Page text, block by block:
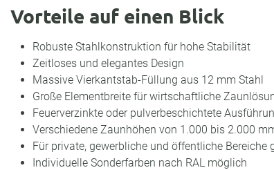
Vorteile auf einen Blick
Robuste Stahlkonstruktion für hohe Stabilität
Zeitloses und elegantes Design
Massive Vierkantstab-Füllung aus 12 mm Stahl
Große Elementbreite für wirtschaftliche
Feuerverzinkte oder pulverbeschichtete
Verschiedene Zaunhöhen von 1.000 bis 2.000
Für private, gewerbliche und öffentliche Bereiche
Individuelle Sonderfarben nach RAL möglich